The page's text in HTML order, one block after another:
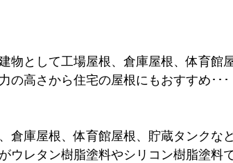
物として工場屋根、倉庫屋根、体育館
の高さから住宅の屋根にもおすすめ･･･
倉庫屋根、体育館屋根、貯蔵タンクな
ウレタン樹脂塗料やシリコン樹脂塗料